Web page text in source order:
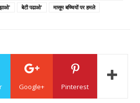
बेटी पढाओ' मासूम बच्चियों पर हमले
Google+ Pinterest